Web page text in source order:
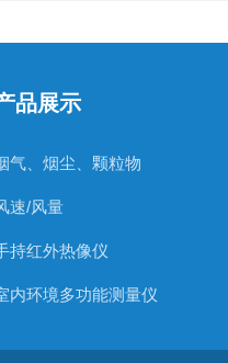
品展示
气、烟尘、颗粒物
速/风量
持红外热像仪
内环境多功能测量仪